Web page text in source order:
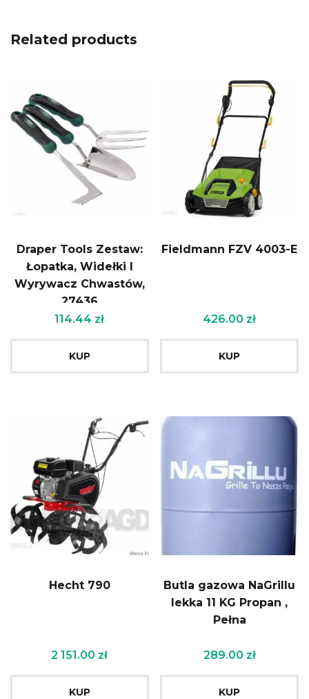
Related products
Draper Tools Zestaw:
Łopatka, Widełki I
Wyrywacz Chwastów,
27436
114.44 zł
KUP
Fieldmann FZV 4003-E
426.00 zł
KUP
Hecht 790
2 151.00 zł
KUP
Butla gazowa NaGrillu
lekka 11 KG Propan ,
Pełna
289.00 zł
KUP